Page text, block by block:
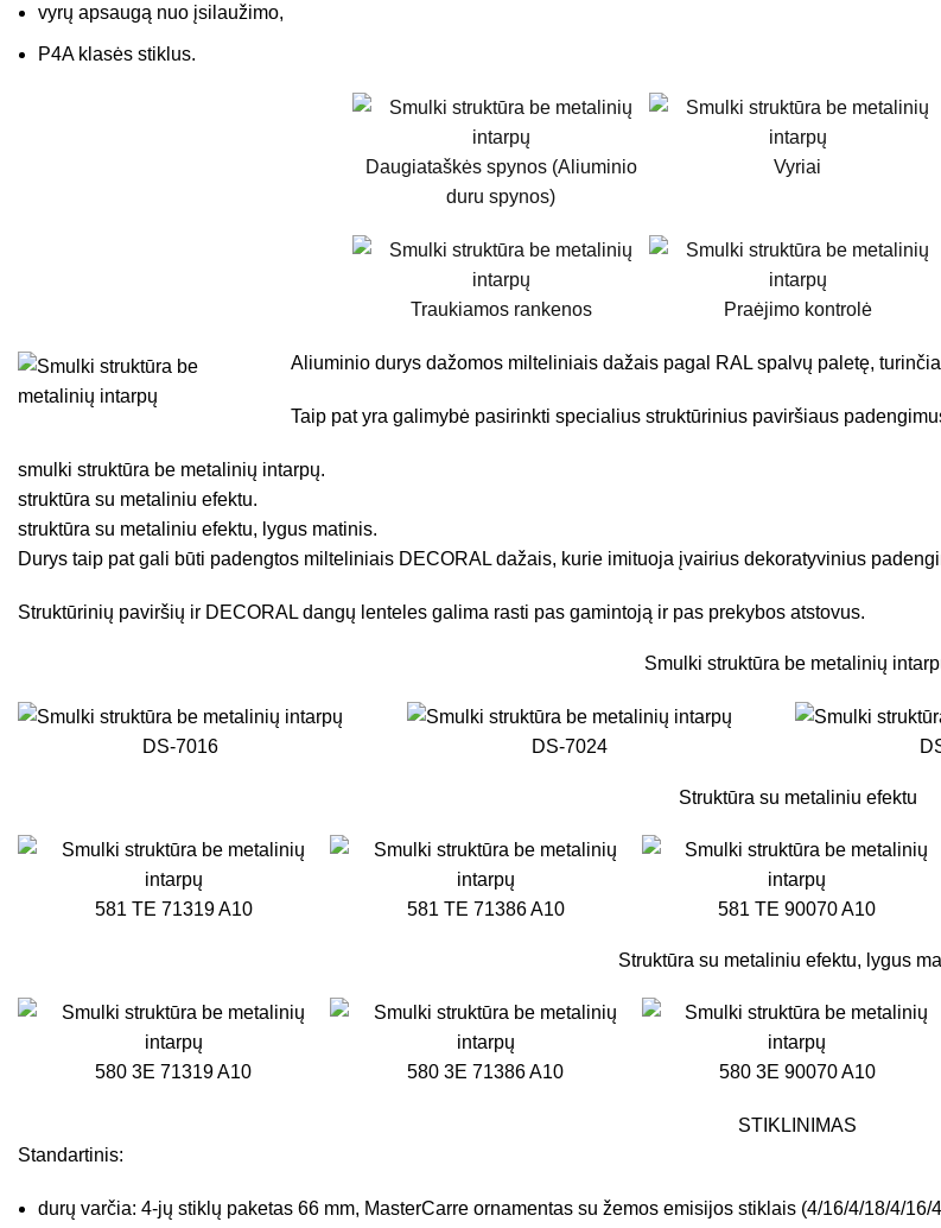
vyrų apsaugą nuo įsilaužimo,
P4A klasės stiklus.
Daugiataškės spynos (Aliuminio
duru spynos)
Vyriai
Traukiamos rankenos Praėjimo kontrolė
Aliuminio durys dažomos milteliniais dažais pagal RAL spalvų paletę,
Taip pat yra galimybė pasirinkti specialius struktūrinius paviršiaus
smulki struktūra be metalinių intarpų.
struktūra su metaliniu efektu.
struktūra su metaliniu efektu, lygus matinis.
Durys taip pat gali būti padengtos milteliniais DECORAL dažais, kurie imituoja įvairius dekoratyvinius
Struktūrinių paviršių ir DECORAL dangų lenteles galima rasti pas gamintoją ir pas prekybos atstovus.
Smulki struktūra be metalinių
DS-7016 DS-7024
Struktūra su metaliniu efektu
581 TE 71319 A10 581 TE 71386 A10 581 TE 90070 A10
Struktūra su metaliniu efektu, lygus
580 3E 71319 A10 580 3E 71386 A10 580 3E 90070 A10
STIKLINIMAS
Standartinis:
durų varčia: 4-jų stiklų paketas 66 mm, MasterCarre ornamentas su žemos emisijos stiklais (4/16/4/18/4/16/